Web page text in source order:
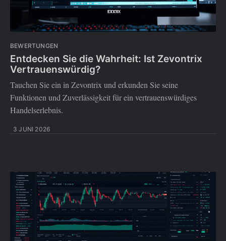
BEWERTUNGEN
Entdecken Sie die Wahrheit: Ist Zevontrix
Vertrauenswürdig?
Tauchen Sie ein in Zevontrix und erkunden Sie seine
Funktionen und Zuverlässigkeit für ein vertrauenswürdiges
Handelserlebnis.
3 JUNI 2026